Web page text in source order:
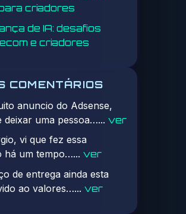
criadores
de IA: desafios
e criadores
COMENTÁRIOS
anuncio do Adsense,
deixar uma pessoa…... ver
vi que fez essa
há um tempo…... ver
de entrega ainda esta
ao valores…... ver